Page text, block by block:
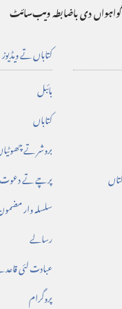
دی باضابطہ ویب‌سائٹ
کتاباں تے ویڈیوز
بائبل
کتاباں
بروشر تے
پرچے تے
سلسلہ وار
رسالے
عبادت لئی
پروگرام